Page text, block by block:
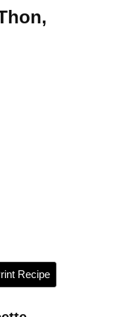
Recipe